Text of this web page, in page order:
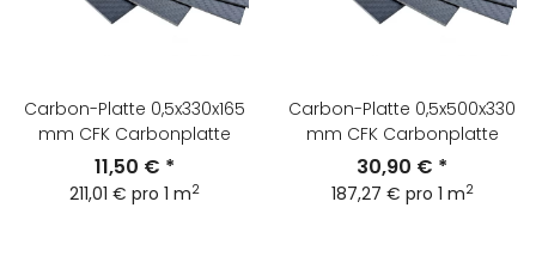
Carbon-Platte 0,5x330x165
mm CFK Carbonplatte
11,50 € *
211,01 € pro 1 m2
Carbon-Platte 0,5x500x330
mm CFK Carbonplatte
30,90 € *
187,27 € pro 1 m2